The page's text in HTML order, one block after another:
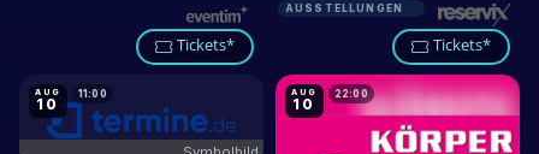
Tickets*
AUSSTELLUNGEN
Tickets*
AUG
10
11:00 AUG
10
22:00